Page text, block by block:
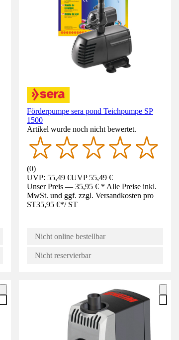
Förderpumpe sera pond Teichpumpe SP
1500
Artikel wurde noch nicht bewertet.
(0)
UVP: 55,49 €UVP55,49 €
Unser Preis — 35,95 € * Alle Preise inkl.
MwSt. und ggf. zzgl. Versandkosten pro
ST35,95 €*/ ST
Nicht online bestellbar
Nicht reservierbar